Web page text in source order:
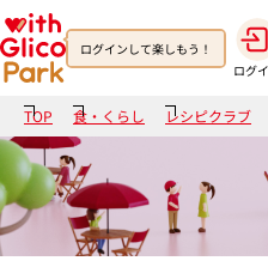
ログインして楽しもう！
ログ
TOP 食・くらし レシピクラブ